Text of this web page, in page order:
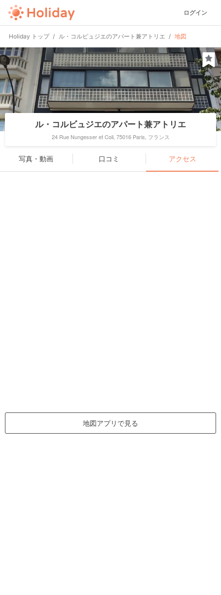
ログイン
Holiday トップ ル・コルビュジエのアパート兼アトリエ 地図
ル・コルビュジエのアパート兼アトリエ
24 Rue Nungesser et Coli, 75016 Paris, フランス
写真・動画 口コミ アクセス
地図アプリで見る